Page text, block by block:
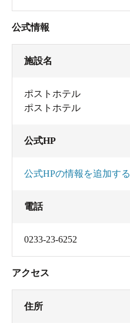
公式情報
施設名
ポストホテル
ポストホテル
公式HP
公式HPの情報を追加する
電話
0233-23-6252
アクセス
住所